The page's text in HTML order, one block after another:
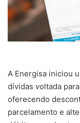
A Energisa iniciou
dívidas voltada
oferecendo
parcelamento e